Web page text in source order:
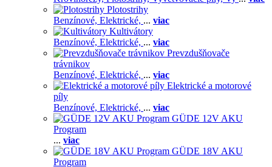
Plotostrihy
Benzínové, Elektrické, ... viac
Kultivátory
Benzínové, Elektrické, ... viac
Prevzdušňovače
trávnikov
Benzínové, Elektrické, ... viac
Elektrické a motorové
píly
Benzínové, Elektrické, ... viac
GÜDE 12V AKU
Program
... viac
GÜDE 18V AKU
Program